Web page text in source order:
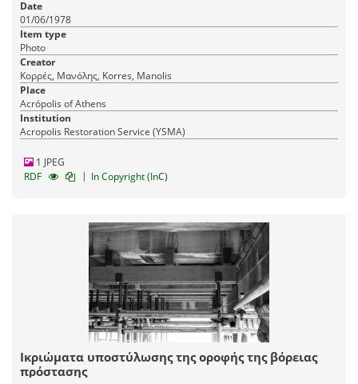
Date
01/06/1978
Item type
Photo
Creator
Κορρές, Μανόλης, Korres, Manolis
Place
Acrópolis of Athens
Institution
Acropolis Restoration Service (YSMA)
1 JPEG
RDF
| In Copyright (InC)
Ικριώματα υποστύλωσης της οροφής της βόρειας
πρόστασης